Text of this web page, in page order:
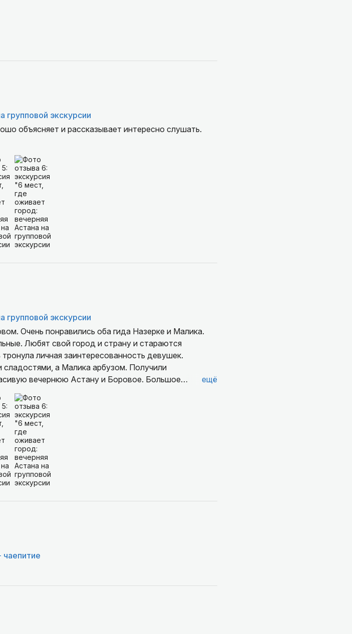
групповой экскурсии
объясняет и рассказывает интересно слушать.
групповой экскурсии
Очень понравились оба гида Назерке и Малика.
Любят свой город и страну и стараются
личная заинтересованность девушек.
сладостями, а Малика арбузом. Получили
вечернюю Астану и Боровое. Большое
ещё
чаепитие